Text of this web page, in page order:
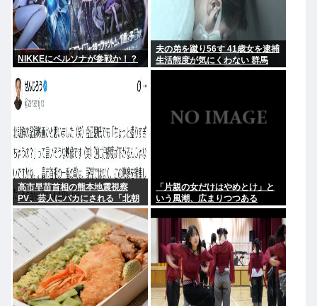
NIKKEにペルソナが参戦か！？
夫の弟を蹴り56す 41歳女を逮捕
生活態度が気にくわない 群馬
高市早苗首相の熊本地震視察
PV、芸人にバカにされる「北朝
鮮の記録映画かと思った。金正
恩ですら盛りすぎって言うぞ」
「片親の女だけはやめとけ」と
いう風潮、広まりつつある